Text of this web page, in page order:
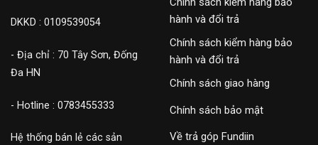
DKKD : 0109539054
- Địa chỉ : 70 Tây Sơn, Đống
Đa HN
- Hotline : 0783455333
Hệ thống bán lẻ các sản
hành và đổi trả
Chính sách kiểm hàng bảo
hành và đổi trả
Chính sách giao hàng
Chính sách bảo mật
Về trả góp Fundiin